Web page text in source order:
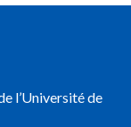
l’Université de